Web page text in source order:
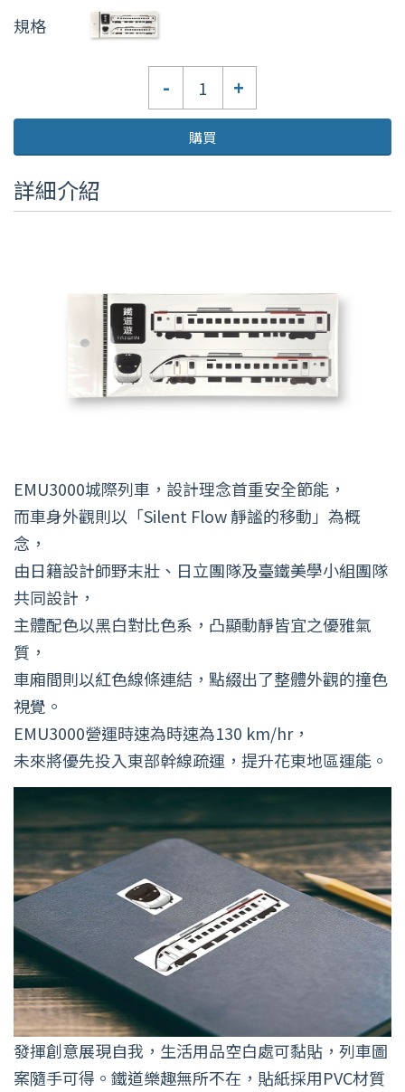
規格
- +
購買
詳細介紹
EMU3000城際列車，設計理念首重安全節能，
而車身外觀則以「Silent Flow 靜謐的移動」為概
念，
由日籍設計師野末壯、日立團隊及臺鐵美學小組團隊
共同設計，
主體配色以黑白對比色系，凸顯動靜皆宜之優雅氣
質，
車廂間則以紅色線條連結，點綴出了整體外觀的撞色
視覺。
EMU3000營運時速為時速為130 km/hr，
未來將優先投入東部幹線疏運，提升花東地區運能。
發揮創意展現自我，生活用品空白處可黏貼，列車圖
案隨手可得。鐵道樂趣無所不在，貼紙採用PVC材質